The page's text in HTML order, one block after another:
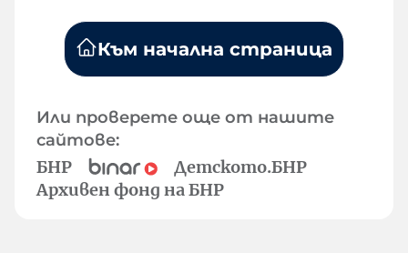
Към начална страница
Или проверете още от нашите
сайтове:
БНР
Детското.БНР
Архивен фонд на БНР